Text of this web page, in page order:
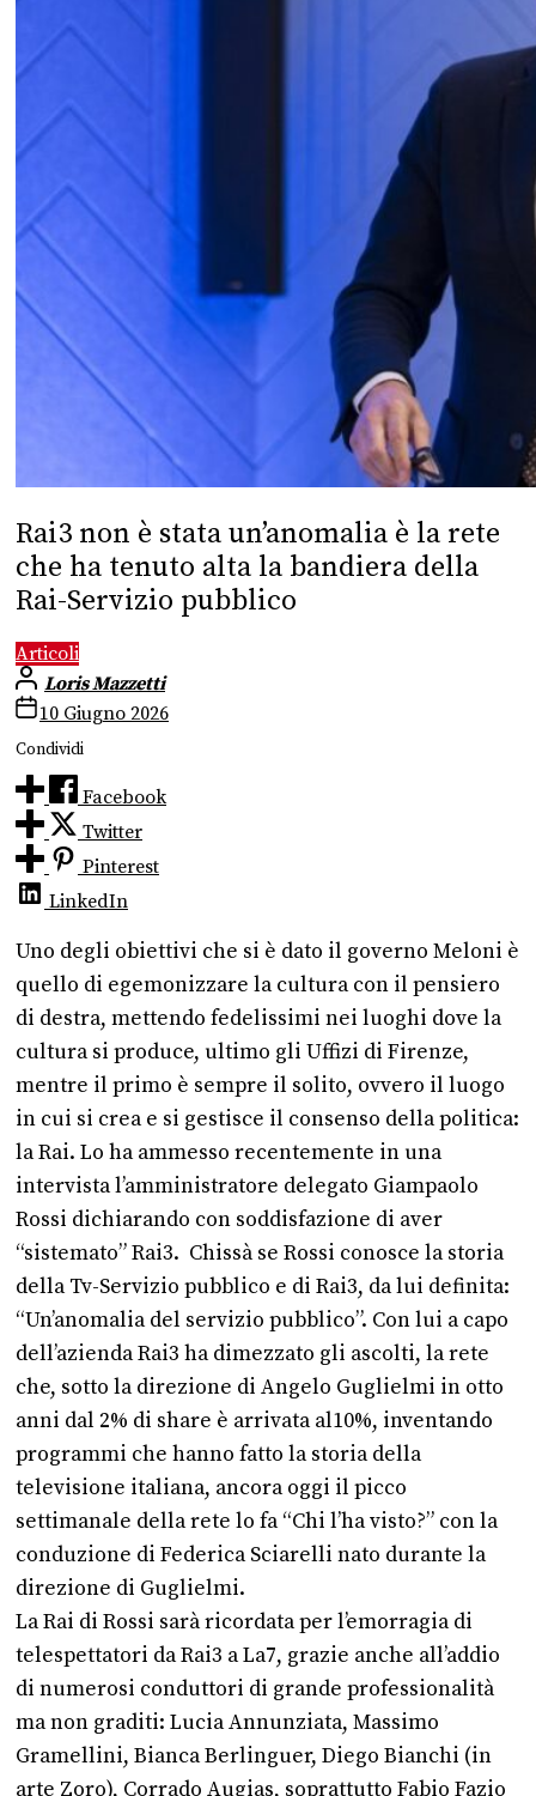
Rai3 non è stata un’anomalia è la rete
che ha tenuto alta la bandiera della
Rai-Servizio pubblico
Articoli
Loris Mazzetti
10 Giugno 2026
Condividi
Facebook
Twitter
Pinterest
LinkedIn
Uno degli obiettivi che si è dato il governo Meloni è
quello di egemonizzare la cultura con il pensiero
di destra, mettendo fedelissimi nei luoghi dove la
cultura si produce, ultimo gli Uffizi di Firenze,
mentre il primo è sempre il solito, ovvero il luogo
in cui si crea e si gestisce il consenso della politica:
la Rai. Lo ha ammesso recentemente in una
intervista l’amministratore delegato Giampaolo
Rossi dichiarando con soddisfazione di aver
“sistemato” Rai3. Chissà se Rossi conosce la storia
della Tv-Servizio pubblico e di Rai3, da lui definita:
“Un’anomalia del servizio pubblico”. Con lui a capo
dell’azienda Rai3 ha dimezzato gli ascolti, la rete
che, sotto la direzione di Angelo Guglielmi in otto
anni dal 2% di share è arrivata al10%, inventando
programmi che hanno fatto la storia della
televisione italiana, ancora oggi il picco
settimanale della rete lo fa “Chi l’ha visto?” con la
conduzione di Federica Sciarelli nato durante la
direzione di Guglielmi.
La Rai di Rossi sarà ricordata per l’emorragia di
telespettatori da Rai3 a La7, grazie anche all’addio
di numerosi conduttori di grande professionalità
ma non graditi: Lucia Annunziata, Massimo
Gramellini, Bianca Berlinguer, Diego Bianchi (in
arte Zoro), Corrado Augias, soprattutto Fabio Fazio